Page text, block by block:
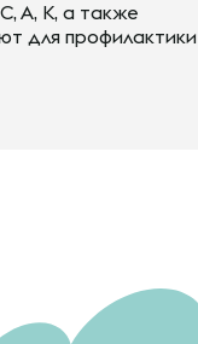
A, K, а также
для профилактики